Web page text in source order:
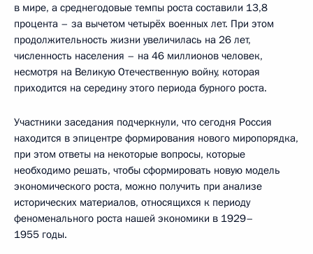
в мире, а среднегодовые темпы роста составили 13,8
процента – за вычетом четырёх военных лет. При этом
продолжительность жизни увеличилась на 26 лет,
численность населения – на 46 миллионов человек,
несмотря на Великую Отечественную войну, которая
приходится на середину этого периода бурного роста.
Участники заседания подчеркнули, что сегодня Россия
находится в эпицентре формирования нового миропорядка,
при этом ответы на некоторые вопросы, которые
необходимо решать, чтобы сформировать новую модель
экономического роста, можно получить при анализе
исторических материалов, относящихся к периоду
феноменального роста нашей экономики в 1929–
1955 годы.